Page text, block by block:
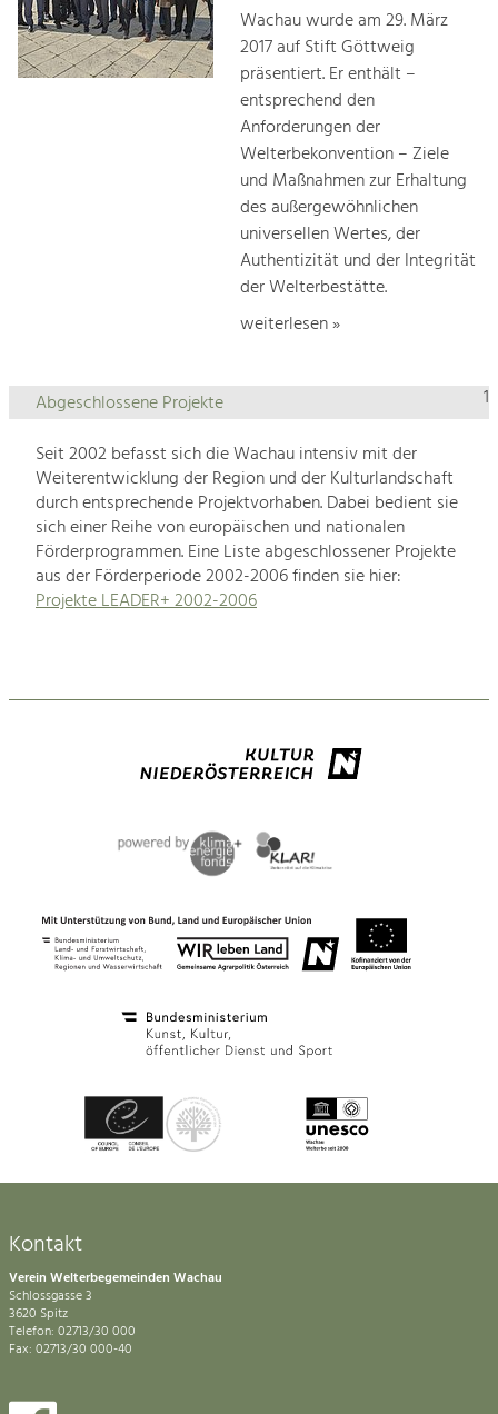
Wachau wurde am 29. März
2017 auf Stift Göttweig
präsentiert. Er enthält –
entsprechend den
Anforderungen der
Welterbekonvention – Ziele
und Maßnahmen zur Erhaltung
des außergewöhnlichen
universellen Wertes, der
Authentizität und der Integrität
der Welterbestätte.
weiterlesen »
1
Abgeschlossene Projekte
Seit 2002 befasst sich die Wachau intensiv mit der
Weiterentwicklung der Region und der Kulturlandschaft
durch entsprechende Projektvorhaben. Dabei bedient sie
sich einer Reihe von europäischen und nationalen
Förderprogrammen. Eine Liste abgeschlossener Projekte
aus der Förderperiode 2002-2006 finden sie hier:
Projekte LEADER+ 2002-2006
Kontakt
Verein Welterbegemeinden Wachau
Schlossgasse 3
3620 Spitz
Telefon: 02713/30 000
Fax: 02713/30 000-40